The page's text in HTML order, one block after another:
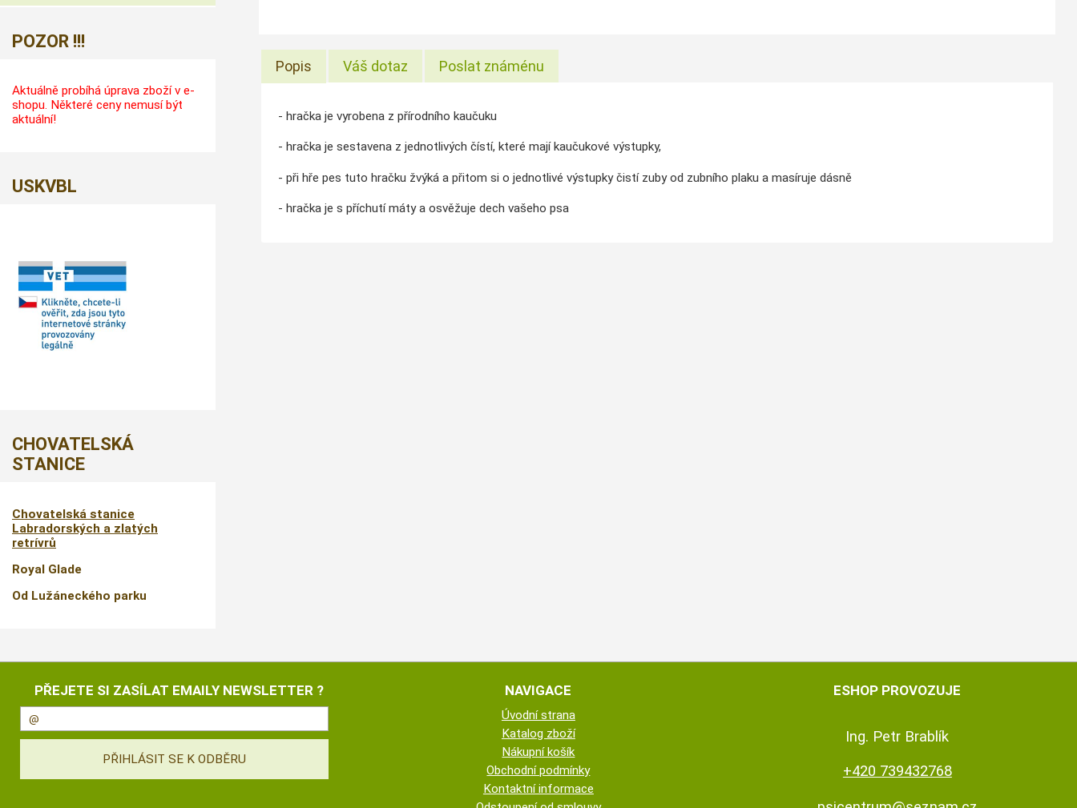
Popis Váš dotaz Poslat známénu
- hračka je vyrobena z přírodního kaučuku
- hračka je sestavena z jednotlivých čístí, které mají kaučukové výstupky,
- při hře pes tuto hračku žvýká a přitom si o jednotlivé výstupky čistí zuby od zubního plaku a masíruje dásně
- hračka je s příchutí máty a osvěžuje dech vašeho psa
POZOR !!!
Aktuálně probíhá úprava zboží v e-
shopu. Některé ceny nemusí být
aktuální!
USKVBL
CHOVATELSKÁ
STANICE
Chovatelská stanice
Labradorských a zlatých
retrívrů
Royal Glade
Od Lužáneckého parku
PŘEJETE SI ZASÍLAT EMAILY NEWSLETTER ? NAVIGACE
Úvodní strana
Katalog zboží
Nákupní košík
Obchodní podmínky
Kontaktní informace
ESHOP PROVOZUJE
Ing. Petr Brablík
+420 739432768